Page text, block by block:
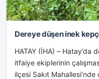
Dereye düşen inek
HATAY (İHA) – Hatay’da
itfaiye ekiplerinin
ilçesi Sakıt